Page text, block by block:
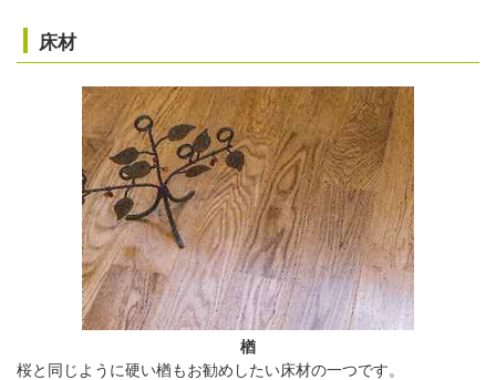
床材
楢
桜と同じように硬い楢もお勧めしたい床材の一つです。